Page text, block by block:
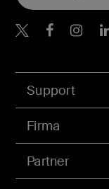
Support
Firma
Partner
Belkin